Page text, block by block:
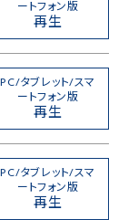
ートフォン版
再生
PC/タブレット/スマ
ートフォン版
再生
PC/タブレット/スマ
ートフォン版
再生